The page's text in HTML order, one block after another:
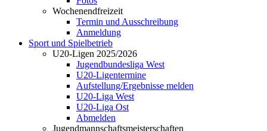
Wochenendfreizeit
Termin und Ausschreibung
Anmeldung
Sport und Spielbetrieb
U20-Ligen 2025/2026
Jugendbundesliga West
U20-Ligentermine
Aufstellung/Ergebnisse melden
U20-Liga West
U20-Liga Ost
Abmelden
Jugendmannschaftsmeisterschaften